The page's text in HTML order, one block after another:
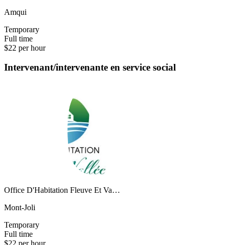
Amqui
Temporary
Full time
$22 per hour
Intervenant/intervenante en service social
Office D'Habitation Fleuve Et Va…
Mont-Joli
Temporary
Full time
$22 per hour